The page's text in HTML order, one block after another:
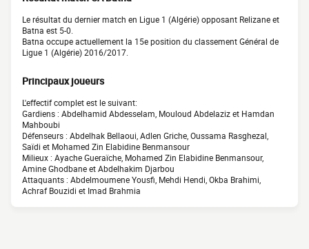
Le résultat du dernier match en Ligue 1 (Algérie) opposant Relizane et
Batna est 5-0.
Batna occupe actuellement la 15e position du classement Général de
Ligue 1 (Algérie) 2016/2017.
Principaux joueurs
L'effectif complet est le suivant:
Gardiens : Abdelhamid Abdesselam, Mouloud Abdelaziz et Hamdan
Mahboubi
Défenseurs : Abdelhak Bellaoui, Adlen Griche, Oussama Rasghezal,
Saïdi et Mohamed Zin Elabidine Benmansour
Milieux : Ayache Gueraïche, Mohamed Zin Elabidine Benmansour,
Amine Ghodbane et Abdelhakim Djarbou
Attaquants : Abdelmoumene Yousfi, Mehdi Hendi, Okba Brahimi,
Achraf Bouzidi et Imad Brahmia